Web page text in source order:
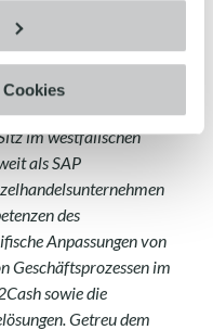
s.de
im westfälischen
als SAP
des
Anpassungen von
Geschäftsprozessen im
sowie die
Getreu dem